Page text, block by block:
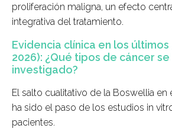
proliferación maligna, un efecto
integrativa del tratamiento.
Evidencia clínica en los últimos
2026): ¿Qué tipos de cáncer se
investigado?
El salto cualitativo de la Boswellia
ha sido el paso de los estudios in
pacientes.